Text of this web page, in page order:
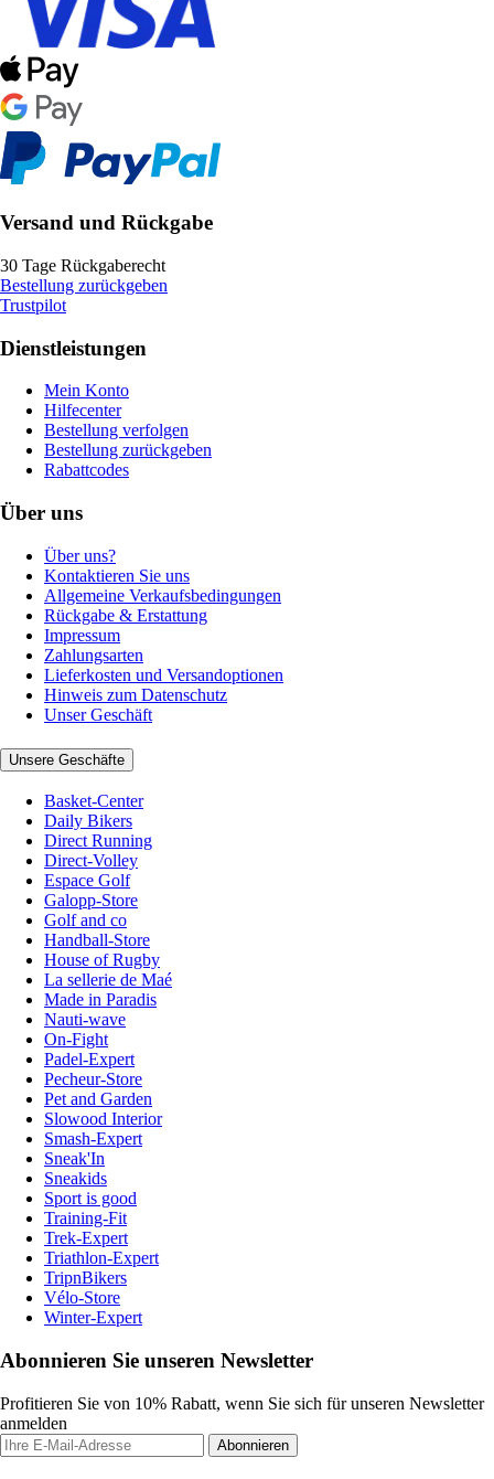
Versand und Rückgabe
30 Tage Rückgaberecht
Bestellung zurückgeben
Trustpilot
Dienstleistungen
Mein Konto
Hilfecenter
Bestellung verfolgen
Bestellung zurückgeben
Rabattcodes
Über uns
Über uns?
Kontaktieren Sie uns
Allgemeine Verkaufsbedingungen
Rückgabe & Erstattung
Impressum
Zahlungsarten
Lieferkosten und Versandoptionen
Hinweis zum Datenschutz
Unser Geschäft
Unsere Geschäfte
Basket-Center
Daily Bikers
Direct Running
Direct-Volley
Espace Golf
Galopp-Store
Golf and co
Handball-Store
House of Rugby
La sellerie de Maé
Made in Paradis
Nauti-wave
On-Fight
Padel-Expert
Pecheur-Store
Pet and Garden
Slowood Interior
Smash-Expert
Sneak'In
Sneakids
Sport is good
Training-Fit
Trek-Expert
Triathlon-Expert
TripnBikers
Vélo-Store
Winter-Expert
Abonnieren Sie unseren Newsletter
Profitieren Sie von 10% Rabatt, wenn Sie sich für unseren Newsletter
anmelden
Abonnieren